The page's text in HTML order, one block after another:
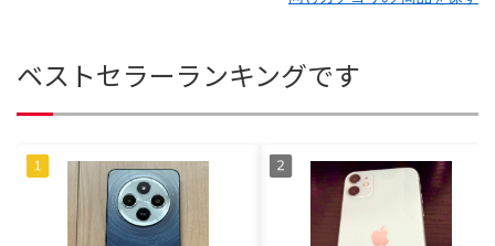
ベストセラーランキングです